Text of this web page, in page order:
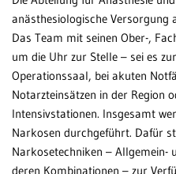
Fachzentren
Medizinische
Themenseiten
Veranstaltungen
Karriere
anästhesiologische Versorgung
Das Team mit seinen Ober-,
um die Uhr zur Stelle – sei es
Operationssaal, bei akuten
Notarzteinsätzen in der Region
Intensivstationen. Insgesamt
Narkosen durchgeführt. Dafür
Narkosetechniken – Allgemein-
deren Kombinationen – zur